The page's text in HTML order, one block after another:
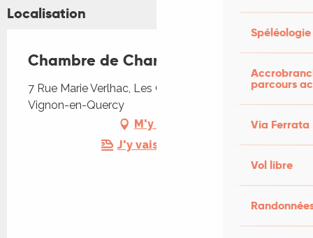
Spéléologie
parcours
Via Ferrata
Vol libre
Localisation
Chambre de Charme
7 Rue Marie Verlhac, Les Quatre Routes, 46110
Vignon-en-Quercy
M'y rendre
J'y vais en train !